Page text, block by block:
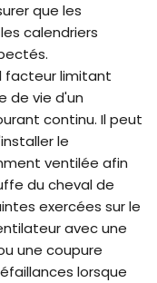
que les
calendriers
facteur limitant
de vie d'un
continu. Il peut
le
ventilée afin
du cheval de
exercées sur le
avec une
une coupure
lorsque